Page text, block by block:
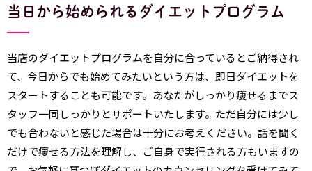
当日から始められるダイエットプログラム
当店のダイエットプログラムを自分に合っているとご納得され
て、今日からでも始めてみたいという方は、即日ダイエットを
スタートすることも可能です。あなたがしっかり痩せるまでス
タッフ一同しっかりとサポートいたします。ただ自分には少し
でも合わないと感じた場合は十分にお考えください。話を聞く
だけで痩せる方法を理解し、ご自身で実行される方もいますの